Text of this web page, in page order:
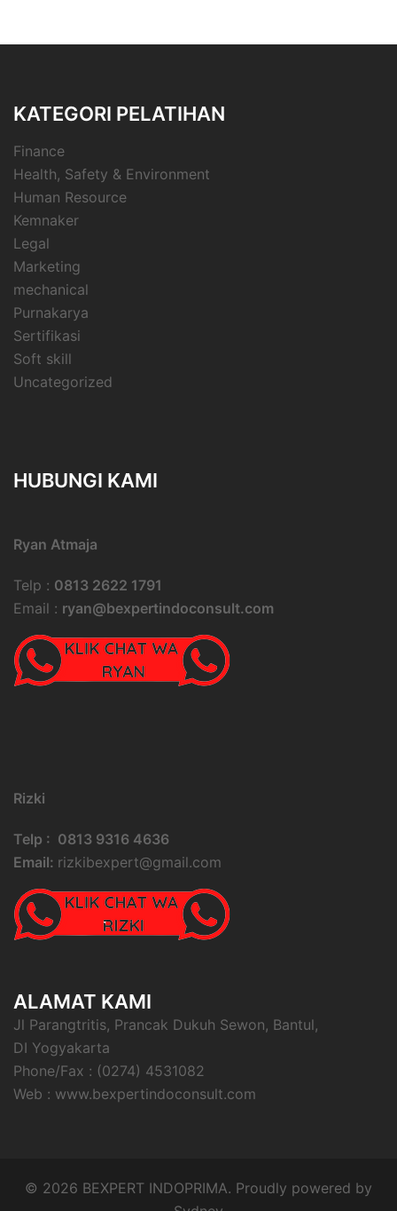
KATEGORI PELATIHAN
Finance
Health, Safety & Environment
Human Resource
Kemnaker
Legal
Marketing
mechanical
Purnakarya
Sertifikasi
Soft skill
Uncategorized
HUBUNGI KAMI
Ryan Atmaja
Telp : 0813 2622 1791
Email : ryan@bexpertindoconsult.com
Rizki
Telp : 0813 9316 4636
Email: rizkibexpert@gmail.com
ALAMAT KAMI
Jl Parangtritis, Prancak Dukuh Sewon, Bantul,
DI Yogyakarta
Phone/Fax : (0274) 4531082
Web : www.bexpertindoconsult.com
© 2026 BEXPERT INDOPRIMA. Proudly powered by